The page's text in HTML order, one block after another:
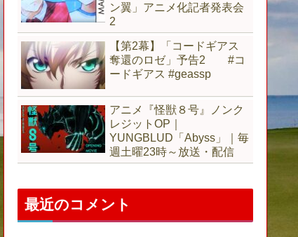
ン翼」アニメ化記者発表会
2
【第2幕】「コードギアス
奪還のロゼ」予告2 #コ
ードギアス #geassp
アニメ『怪獣８号』ノンク
レジットOP｜
YUNGBLUD「Abyss」｜毎
週土曜23時～放送・配信
最近のコメント